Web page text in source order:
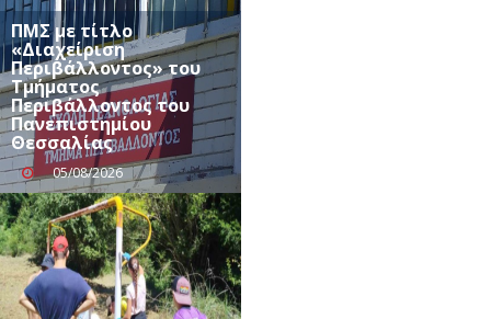
ΠΜΣ με τίτλο
«Διαχείριση
Περιβάλλοντος» του
Τμήματος
Περιβάλλοντος του
Πανεπιστημίου
Θεσσαλίας
05/08/2026